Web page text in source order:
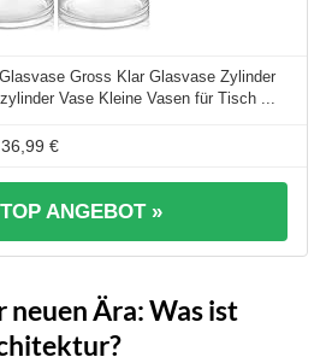
Gross Klar Glasvase Zylinder
Vase Kleine Vasen für Tisch ...
36,99 €
ANGEBOT »
neuen Ära: Was ist